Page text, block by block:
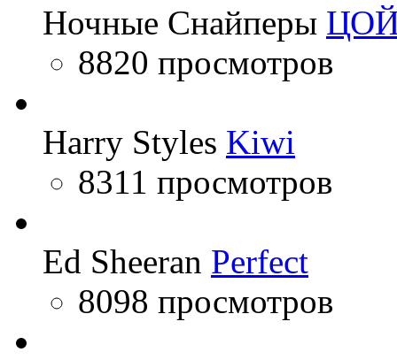
Ночные Снайперы
8820 просмотров
Harry Styles Kiwi
8311 просмотров
Ed Sheeran Perfect
8098 просмотров